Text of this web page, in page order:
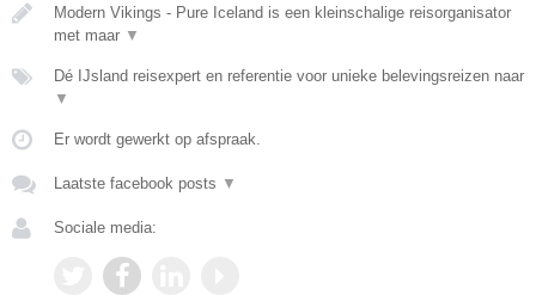
Modern Vikings - Pure Iceland is een kleinschalige reisorganisator
met maar ▼
Dé IJsland reisexpert en referentie voor unieke belevingsreizen naar
▼
Er wordt gewerkt op afspraak.
Laatste facebook posts ▼
Sociale media: